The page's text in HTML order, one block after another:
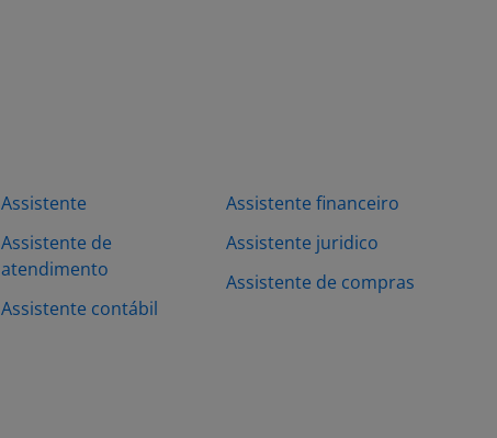
Assistente
Assistente de
atendimento
Assistente contábil
Assistente financeiro
Assistente juridico
Assistente de compras